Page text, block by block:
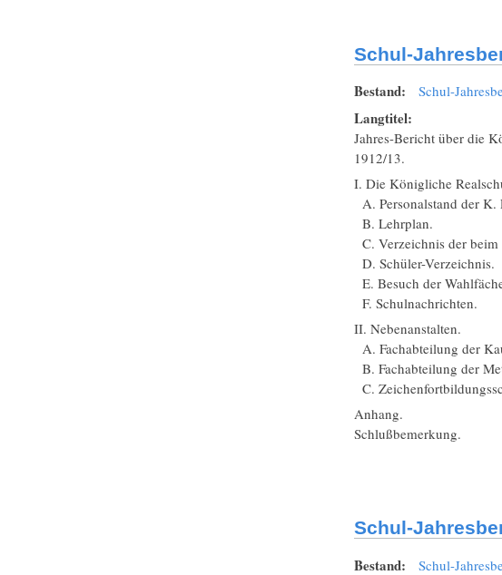
Schul-
Bestand: Schul-
Langtitel:
Jahres-Bericht über die
1912/13.
I. Die Königliche
A. Personalstand der K.
B. Lehrplan.
C. Verzeichnis der
D. Schüler-Verzeichnis.
E. Besuch der
F. Schulnachrichten.
II. Nebenanstalten.
A. Fachabteilung der
B. Fachabteilung der
C.
Anhang.
Schlußbemerkung.
Schul-
Bestand: Schul-